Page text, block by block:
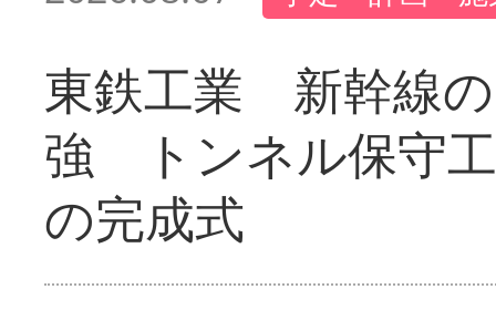
東鉄工業 新幹線
強 トンネル保守
の完成式